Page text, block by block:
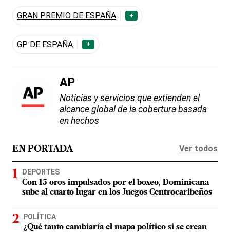
GRAN PREMIO DE ESPAÑA +
GP DE ESPAÑA +
AP
Noticias y servicios que extienden el
alcance global de la cobertura basada
en hechos
EN PORTADA Ver todos
DEPORTES
Con 15 oros impulsados por el boxeo, Dominicana
sube al cuarto lugar en los Juegos Centrocaribeños
POLÍTICA
¿Qué tanto cambiaría el mapa político si se crean